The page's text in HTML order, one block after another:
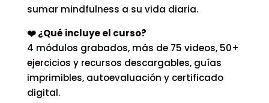
sumar mindfulness a su vida diaria.
❤️ ¿Qué incluye el curso?
4 módulos grabados, más de 75 videos, 50+
ejercicios y recursos descargables, guías
imprimibles, autoevaluación y certificado
digital.